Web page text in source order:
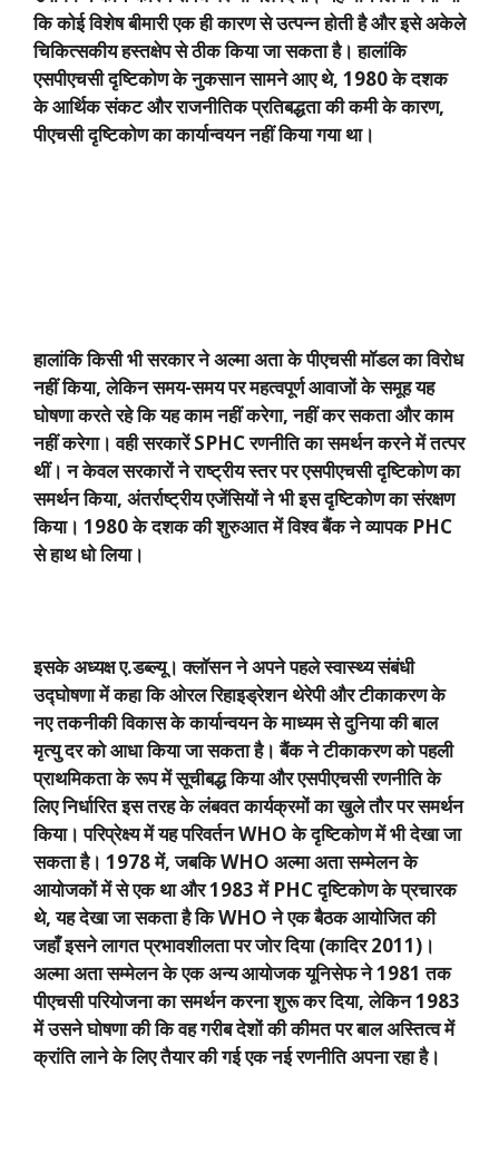
कि कोई विशेष बीमारी एक ही कारण से उत्पन्न होती है और इसे अकेले
चिकित्सकीय हस्तक्षेप से ठीक किया जा सकता है। हालांकि
एसपीएचसी दृष्टिकोण के नुकसान सामने आए थे, 1980के दशक
के आर्थिक संकट और राजनीतिक प्रतिबद्धता की कमी के कारण,
पीएचसी दृष्टिकोण का कार्यान्वयन नहीं किया गया था।
हालांकि किसी भी सरकार ने अल्मा अता के पीएचसी मॉडल का विरोध
नहीं किया,लेकिन समय-समय पर महत्वपूर्ण आवाजों के समूह यह
घोषणा करते रहे कि यह काम नहीं करेगा,नहीं कर सकता और काम
नहीं करेगा। वही सरकारेंSPHCरणनीति का समर्थन करने में तत्पर
थीं। न केवल सरकारों ने राष्ट्रीय स्तर पर एसपीएचसी दृष्टिकोण का
समर्थन किया, अंतर्राष्ट्रीय एजेंसियों ने भी इस दृष्टिकोण का संरक्षण
किया। 1980के दशक की शुरुआत में विश्व बैंक ने व्यापक PHC
से हाथ धो लिया।
इसके अध्यक्ष ए.डब्ल्यू। क्लॉसन ने अपने पहले स्वास्थ्य संबंधी
उद्घोषणा में कहा कि ओरल रिहाइड्रेशन थेरेपी और टीकाकरण के
नए तकनीकी विकास के कार्यान्वयन के माध्यम से दुनिया की बाल
मृत्यु दर को आधा किया जा सकता है। बैंक ने टीकाकरण को पहली
प्राथमिकता के रूप में सूचीबद्ध किया और एसपीएचसी रणनीति के
लिए निर्धारित इस तरह के लंबवत कार्यक्रमों का खुले तौर पर समर्थन
किया। परिप्रेक्ष्य में यह परिवर्तनWHOके दृष्टिकोण में भी देखा जा
सकता है। 1978में,जबकिWHO अल्मा अता सम्मेलन के
आयोजकों में से एक था और1983 में PHCदृष्टिकोण के प्रचारक
थे,यह देखा जा सकता है किWHOने एक बैठक आयोजित की
जहाँ इसने लागत प्रभावशीलता पर जोर दिया (कादिर2011) ।
अल्मा अता सम्मेलन के एक अन्य आयोजक यूनिसेफ ने1981 तक
पीएचसी परियोजना का समर्थन करना शुरू कर दिया,लेकिन1983
में उसने घोषणा की कि वह गरीब देशों की कीमत पर बाल अस्तित्व में
क्रांति लाने के लिए तैयार की गई एक नई रणनीति अपना रहा है।